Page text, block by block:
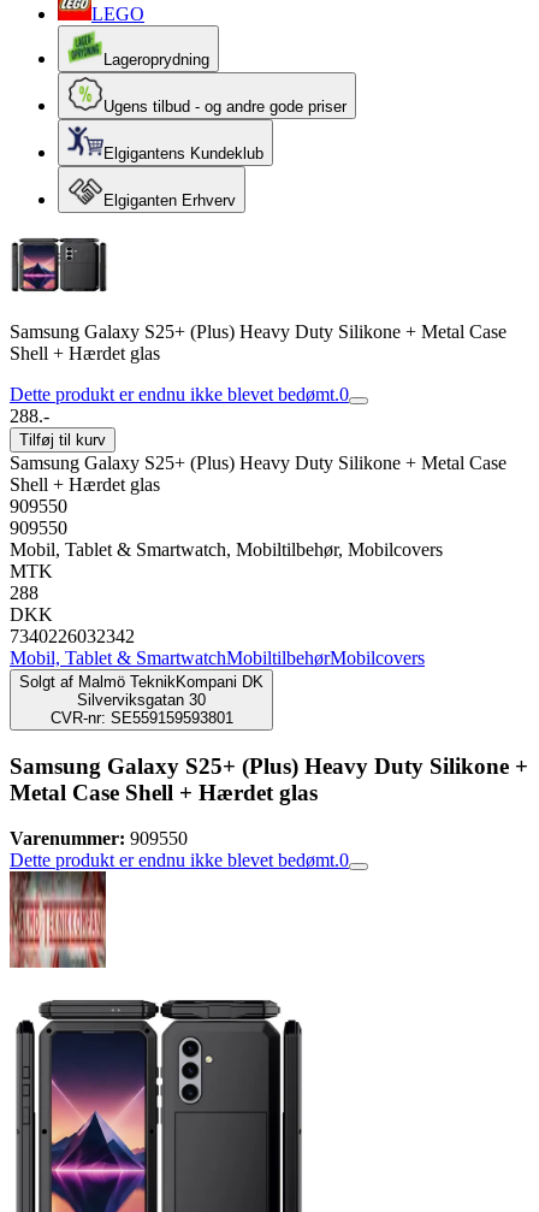
LEGO
Lageroprydning
Ugens tilbud - og andre gode priser
Elgigantens Kundeklub
Elgiganten Erhverv
Samsung Galaxy S25+ (Plus) Heavy Duty Silikone + Metal Case
Shell + Hærdet glas
Dette produkt er endnu ikke blevet bedømt.0
288.-
Tilføj til kurv
Samsung Galaxy S25+ (Plus) Heavy Duty Silikone + Metal Case
Shell + Hærdet glas
909550
909550
Mobil, Tablet & Smartwatch, Mobiltilbehør, Mobilcovers
MTK
288
DKK
7340226032342
Mobil, Tablet & SmartwatchMobiltilbehørMobilcovers
Solgt af Malmö TeknikKompani DK
Silverviksgatan 30
CVR-nr: SE559159593801
Samsung Galaxy S25+ (Plus) Heavy Duty Silikone +
Metal Case Shell + Hærdet glas
Varenummer: 909550
Dette produkt er endnu ikke blevet bedømt.0